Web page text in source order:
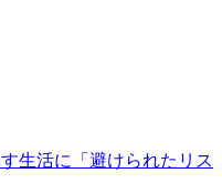
生活に「避けられたリス